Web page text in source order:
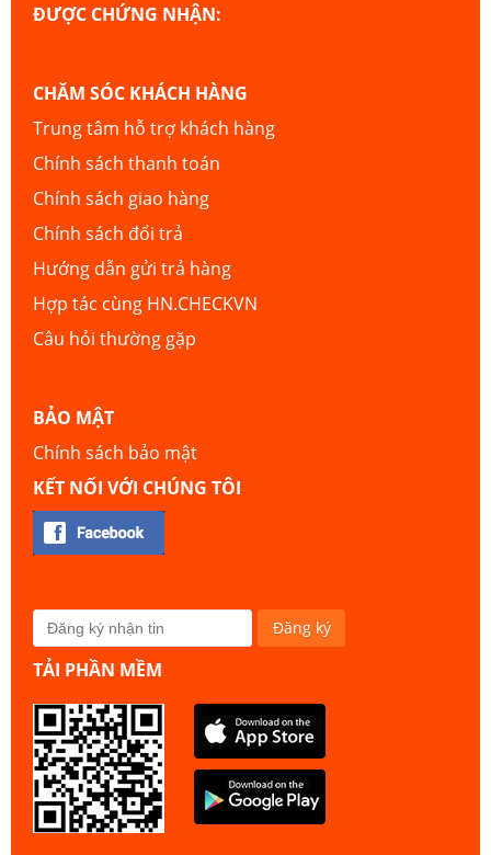
ĐƯỢC CHỨNG NHẬN:
CHĂM SÓC KHÁCH HÀNG
Trung tâm hỗ trợ khách hàng
Chính sách thanh toán
Chính sách giao hàng
Chính sách đổi trả
Hướng dẫn gửi trả hàng
Hợp tác cùng HN.CHECKVN
Câu hỏi thường gặp
BẢO MẬT
Chính sách bảo mật
KẾT NỐI VỚI CHÚNG TÔI
TẢI PHẦN MỀM